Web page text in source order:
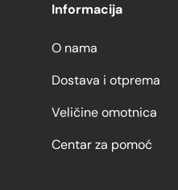
Informacija
O nama
Dostava i otprema
Veličine omotnica
Centar za pomoć